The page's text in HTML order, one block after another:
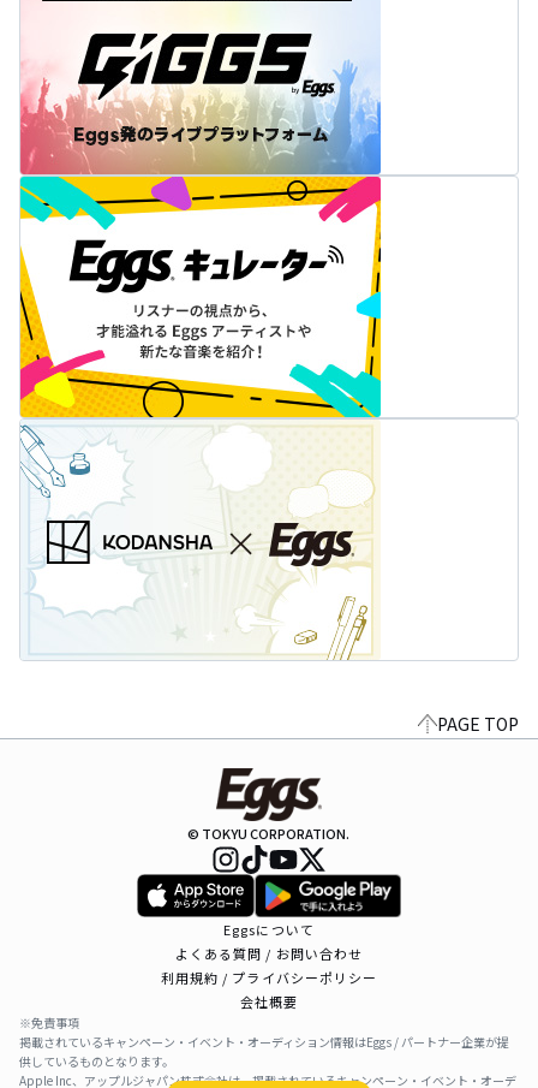
PAGE TOP
© TOKYU CORPORATION.
Eggsについて
よくある質問 / お問い合わせ
利用規約 / プライバシーポリシー
会社概要
※免責事項
掲載されているキャンペーン・イベント・オーディション情報はEggs / パートナー企業が提
供しているものとなります。
Apple Inc、アップルジャパン株式会社は、掲載されているキャンペーン・イベント・オーデ